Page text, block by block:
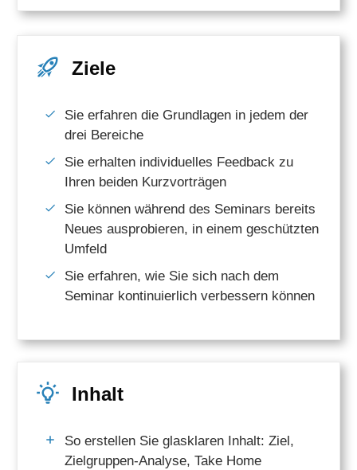
Ziele
Sie erfahren die Grundlagen in jedem der
drei Bereiche
Sie erhalten individuelles Feedback zu
Ihren beiden Kurzvorträgen
Sie können während des Seminars bereits
Neues ausprobieren, in einem geschützten
Umfeld
Sie erfahren, wie Sie sich nach dem
Seminar kontinuierlich verbessern können
Inhalt
So erstellen Sie glasklaren Inhalt: Ziel,
Zielgruppen-Analyse, Take Home